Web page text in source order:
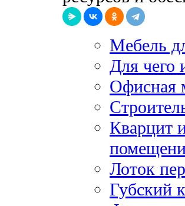
Мебель
Для чего
Офисная
Кварцит
Лоток
Губский